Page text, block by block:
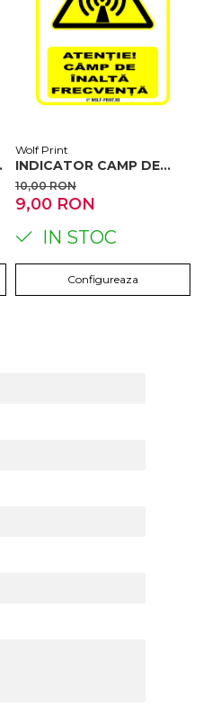
Wolf Print
INDICATOR CAMP DE
INALTA FRECVENTA
10,00 RON
9,00 RON
IN STOC
Configureaza